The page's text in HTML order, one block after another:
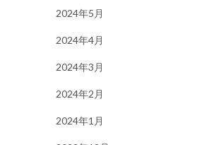
2024年5月
2024年4月
2024年3月
2024年2月
2024年1月